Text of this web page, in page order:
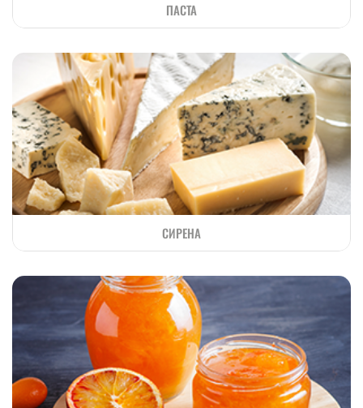
ПАСТА
СИРЕНА